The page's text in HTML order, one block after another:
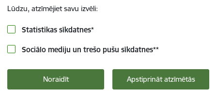
Lūdzu, atzīmējiet savu izvēli:
Statistikas sīkdatnes*
Sociālo mediju un trešo pušu sīkdatnes**
Noraidīt Apstiprināt atzīmētās